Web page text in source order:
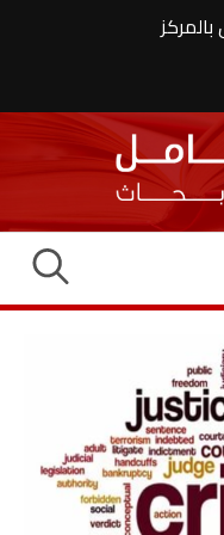
بالمركز